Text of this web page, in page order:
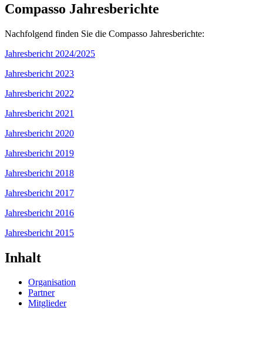
Compasso Jahresberichte
Nachfolgend finden Sie die Compasso Jahresberichte:
Jahresbericht 2024/2025
Jahresbericht 2023
Jahresbericht 2022
Jahresbericht 2021
Jahresbericht 2020
Jahresbericht 2019
Jahresbericht 2018
Jahresbericht 2017
Jahresbericht 2016
Jahresbericht 2015
Inhalt
Organisation
Partner
Mitglieder